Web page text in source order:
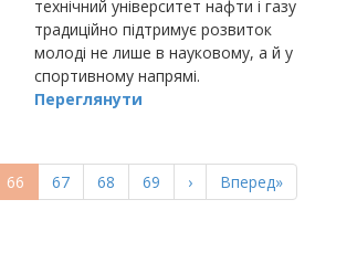
технічний університет нафти і газу
традиційно підтримує розвиток
молоді не лише в науковому, а й у
спортивному напрямі.
Переглянути
Поточна
сторінка
66 Page
67 Page
68 Page
69
Наступна
сторінка
›
Остання
сторінка
Вперед»